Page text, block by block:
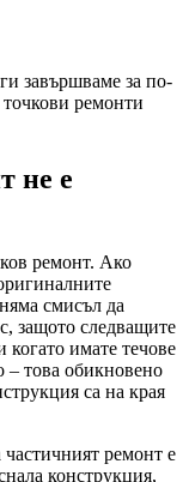
завършваме за по-
ремонти
не е
ремонт. Ако
смисъл да
защото следващите
имате течове
– това обикновено
са на края
ремонт е
конструкция,